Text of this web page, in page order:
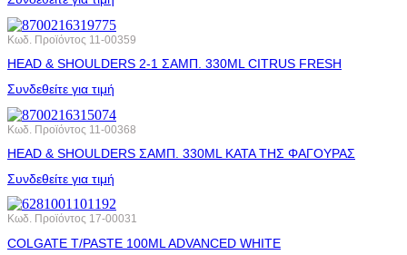
Κωδ. Προϊόντος 11-00359
HEAD & SHOULDERS 2-1 ΣΑΜΠ. 330ML CITRUS FRESH
Συνδεθείτε για τιμή
Κωδ. Προϊόντος 11-00368
HEAD & SHOULDERS ΣΑΜΠ. 330ML ΚΑΤΑ ΤΗΣ ΦΑΓΟΥΡΑΣ
Συνδεθείτε για τιμή
Κωδ. Προϊόντος 17-00031
COLGATE T/PASTE 100ML ADVANCED WHITE